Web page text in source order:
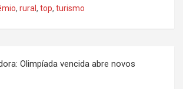
, rural , top, turismo
Olimpíada vencida abre novos